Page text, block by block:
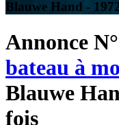
Blauwe Hand -
Annonce
bateau à
Blauwe
fois